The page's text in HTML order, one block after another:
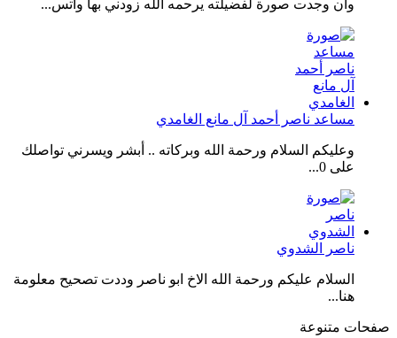
وان وجدت صورة لفضيلته يرحمه الله زودني بها واتس...
مساعد ناصر أحمد آل مانع الغامدي
وعليكم السلام ورحمة الله وبركاته .. أبشر ويسرني تواصلك
على 0...
ناصر الشدوي
السلام عليكم ورحمة الله الاخ ابو ناصر وددت تصحيح معلومة
هنا...
صفحات متنوعة